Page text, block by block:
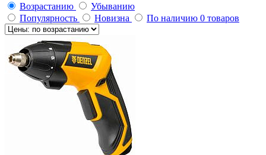
Возрастанию
Убыванию
Популярность
Новизна По наличию 0 товаров